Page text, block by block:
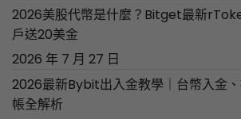
2026美股代幣是什麼？Bitget最新
戶送20美金
2026 年 7 月 27 日
2026最新Bybit出入金教學｜台幣入金
帳全解析